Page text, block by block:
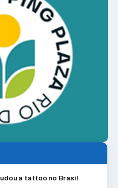
a tattoo no Brasil